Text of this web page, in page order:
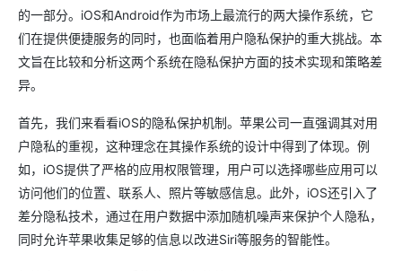
的一部分。iOS和Android作为市场上最流行的两大操作系统，它
们在提供便捷服务的同时，也面临着用户隐私保护的重大挑战。本
文旨在比较和分析这两个系统在隐私保护方面的技术实现和策略差
异。
首先，我们来看看iOS的隐私保护机制。苹果公司一直强调其对用
户隐私的重视，这种理念在其操作系统的设计中得到了体现。例
如，iOS提供了严格的应用权限管理，用户可以选择哪些应用可以
访问他们的位置、联系人、照片等敏感信息。此外，iOS还引入了
差分隐私技术，通过在用户数据中添加随机噪声来保护个人隐私，
同时允许苹果收集足够的信息以改进Siri等服务的智能性。